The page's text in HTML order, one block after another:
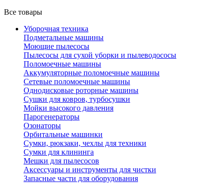
Все товары
Уборочная техника
Подметальные машины
Моющие пылесосы
Пылесосы для сухой уборки и пылеводососы
Поломоечные машины
Аккумуляторные поломоечные машины
Сетевые поломоечные машины
Однодисковые роторные машины
Сушки для ковров, турбосушки
Мойки высокого давления
Парогенераторы
Озонаторы
Орбитальные машинки
Сумки, рюкзаки, чехлы для техники
Сумки для клининга
Мешки для пылесосов
Аксессуары и инструменты для чистки
Запасные части для оборудования